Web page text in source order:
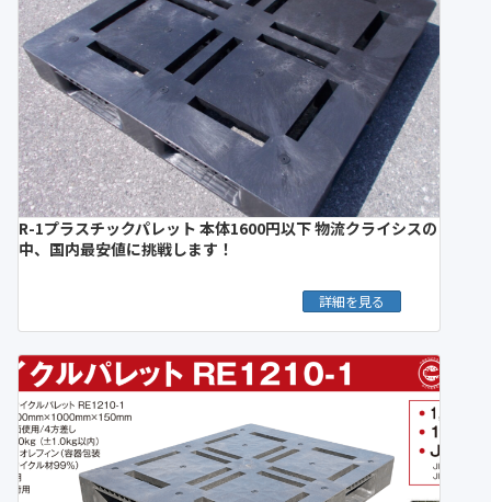
R-1プラスチックパレット 本体1600円以下 物流クライシスの
中、国内最安値に挑戦します！
詳細を見る